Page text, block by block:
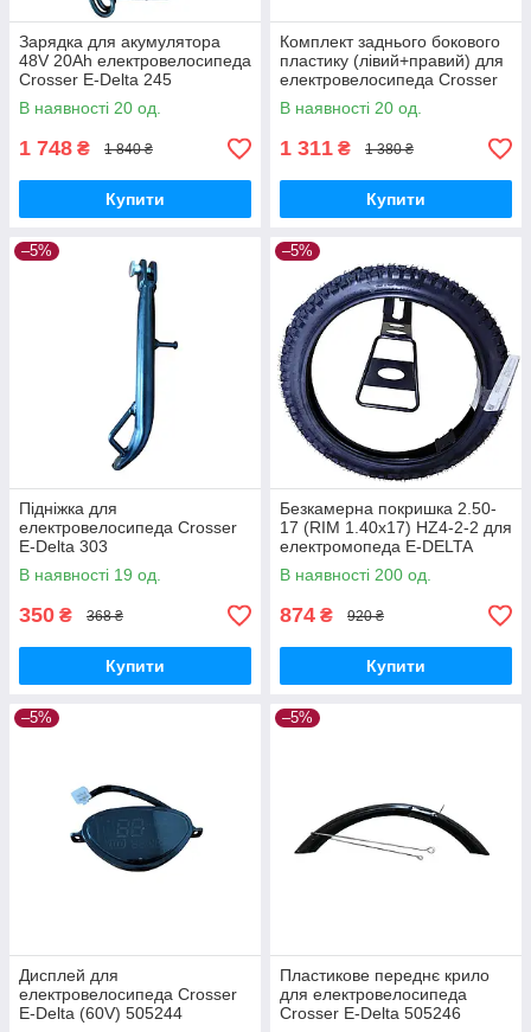
Зарядка для акумулятора
48V 20Ah електровелосипеда
Crosser E-Delta 245
В наявності 20 од.
1 748 ₴ 1 840 ₴
Купити
Комплект заднього бокового
пластику (лівий+правий) для
електровелосипеда Crosser
E-Delta 249
В наявності 20 од.
1 311 ₴ 1 380 ₴
Купити
–5%
Підніжка для
електровелосипеда Crosser
E-Delta 303
В наявності 19 од.
350 ₴ 368 ₴
Купити
–5%
Безкамерна покришка 2.50-
17 (RIM 1.40x17) HZ4-2-2 для
електромопеда E-DELTA
(502020), позашляхова шина
17 дюймів Tubeless
В наявності 200 од.
874 ₴ 920 ₴
Купити
–5%
Дисплей для
електровелосипеда Crosser
E-Delta (60V) 505244
–5%
Пластикове переднє крило
для електровелосипеда
Crosser E-Delta 505246